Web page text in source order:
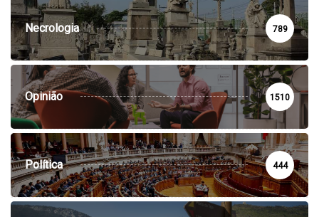
Necrologia 789
Opinião 1510
Política 444